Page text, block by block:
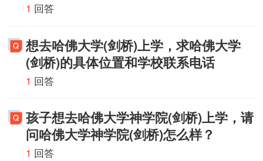
1 回答
想去哈佛大学(剑桥)上学，求哈佛大学
(剑桥)的具体位置和学校联系电话
1 回答
孩子想去哈佛大学神学院(剑桥)上学，请
问哈佛大学神学院(剑桥)怎么样？
1 回答